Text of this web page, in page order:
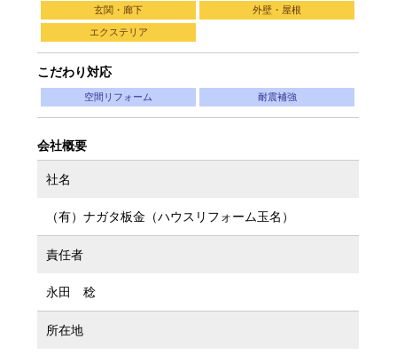
玄関・廊下 外壁・屋根
エクステリア
こだわり対応
空間リフォーム 耐震補強
会社概要
社名
（有）ナガタ板金（ハウスリフォーム玉名）
責任者
永田 稔
所在地